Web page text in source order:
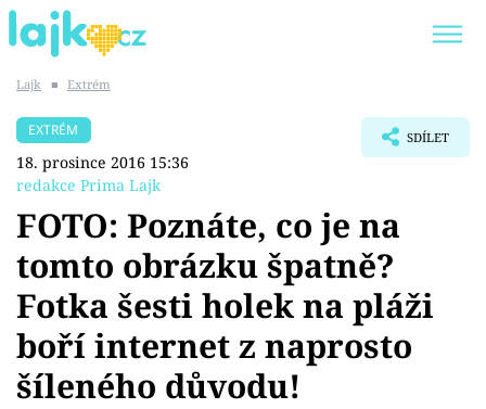
SHOPAHOLICADEL
Témata
Showbyznys
Youtubeři
Lajk ■ Extrém
EXTRÉM
18. prosince 2016 15:36
redakce Prima Lajk
SDÍLET
FOTO: Poznáte, co je na
tomto obrázku špatně?
Fotka šesti holek na pláži
boří internet z naprosto
šíleného důvodu!